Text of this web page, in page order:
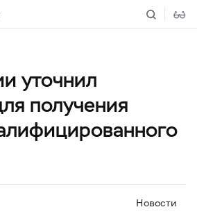
уточнил
получения
Новости